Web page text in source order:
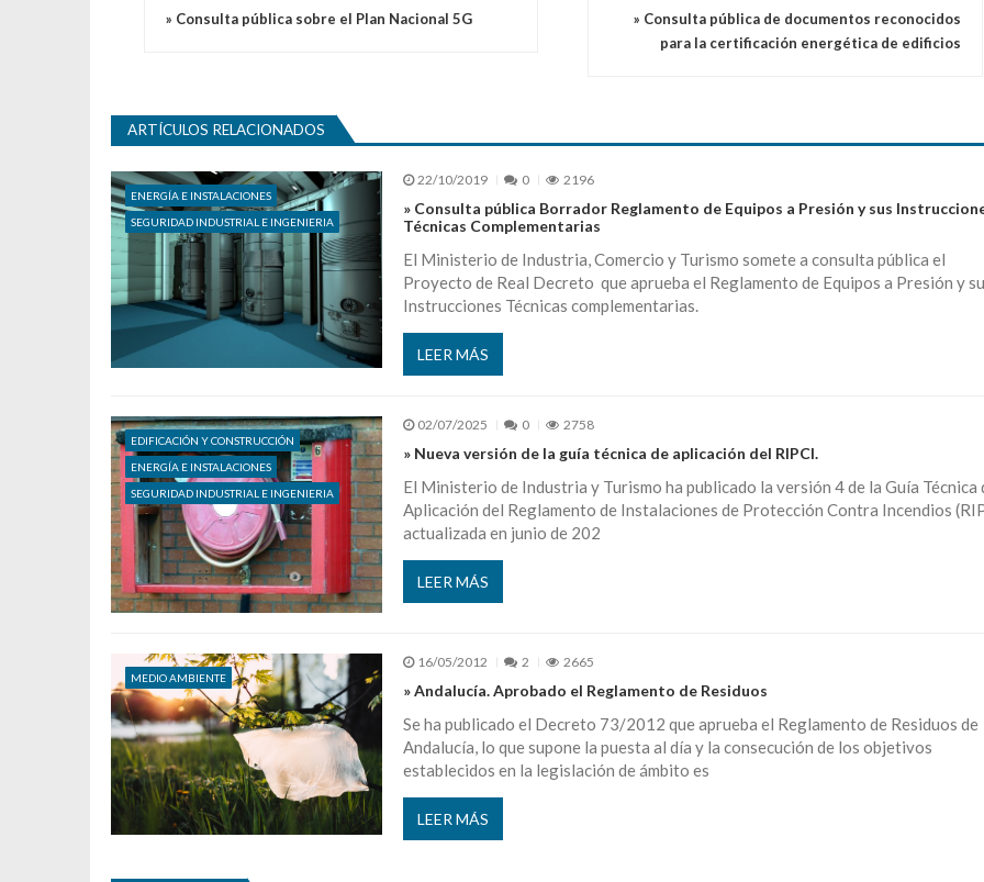
» Consulta pública sobre el Plan Nacional 5G
» Consulta pública de documentos reconocidos
para la certificación energética de edificios
ARTÍCULOS RELACIONADOS
ENERGÍA E INSTALACIONES
SEGURIDAD INDUSTRIAL E INGENIERIA
22/10/2019 0 2196
» Consulta pública Borrador Reglamento de Equipos a Presión y sus
Técnicas Complementarias
El Ministerio de Industria, Comercio y Turismo somete a consulta pública el
Proyecto de Real Decreto que aprueba el Reglamento de Equipos a Presión y
Instrucciones Técnicas complementarias.
LEER MÁS
EDIFICACIÓN Y CONSTRUCCIÓN
ENERGÍA E INSTALACIONES
SEGURIDAD INDUSTRIAL E INGENIERIA
02/07/2025 0 2758
» Nueva versión de la guía técnica de aplicación del RIPCI.
El Ministerio de Industria y Turismo ha publicado la versión 4 de la Guía Técnica
Aplicación del Reglamento de Instalaciones de Protección Contra Incendios
actualizada en junio de 202
LEER MÁS
MEDIO AMBIENTE
16/05/2012 2 2665
» Andalucía. Aprobado el Reglamento de Residuos
Se ha publicado el Decreto 73/2012 que aprueba el Reglamento de Residuos de
Andalucía, lo que supone la puesta al día y la consecución de los objetivos
establecidos en la legislación de ámbito es
LEER MÁS